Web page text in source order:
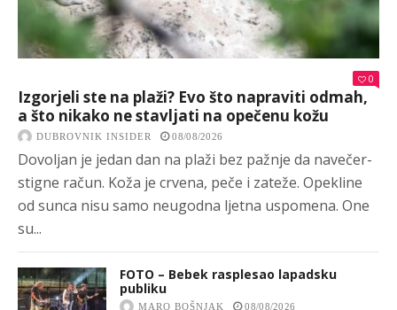
0
Izgorjeli ste na plaži? Evo što napraviti odmah,
a što nikako ne stavljati na opečenu kožu
DUBROVNIK INSIDER 08/08/2026
Dovoljan je jedan dan na plaži bez pažnje da navečer-
stigne račun. Koža je crvena, peče i zateže. Opekline
od sunca nisu samo neugodna ljetna uspomena. One
su...
FOTO – Bebek rasplesao lapadsku
publiku
MARO BOŠNJAK 08/08/2026